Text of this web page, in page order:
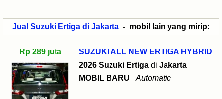
Jual Suzuki Ertiga di Jakarta - mobil lain yang mirip:
Rp 289 juta
SUZUKI ALL NEW ERTIGA HYBRID
2026 Suzuki Ertiga di Jakarta
MOBIL BARU
Automatic